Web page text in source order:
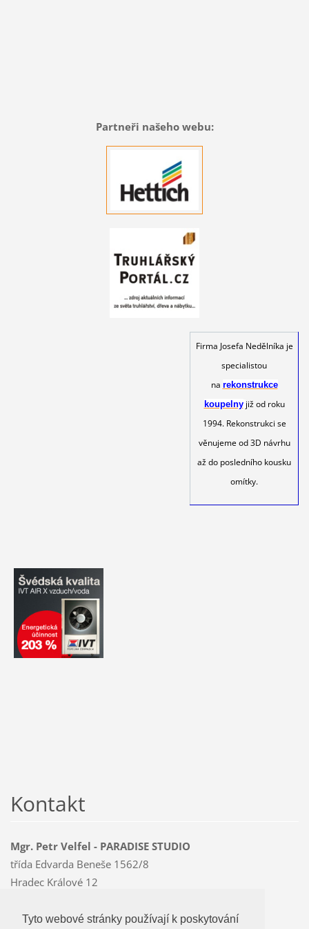
Tyto webové stránky používají k poskytování
Tyto webové stránky používají k poskytování
Partneři našeho webu:
Firma Josefa Nedělníka je
specialistou
na rekonstrukce
koupelny již od roku
1994. Rekonstrukci se
věnujeme od 3D návrhu
až do posledního kousku
omítky.
Kontakt
Mgr. Petr Velfel - PARADISE STUDIO
třída Edvarda Beneše 1562/8
Hradec Králové 12
Mobil: 603 478 763